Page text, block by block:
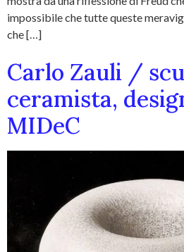
impossibile che tutte queste
che […]
Carlo Zauli /
ceramista,
MIDeC